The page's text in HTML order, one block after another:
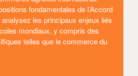
fondamentales de l’Accord
analysez les principaux enjeux liés
mondiaux, y compris des
telles que le commerce du